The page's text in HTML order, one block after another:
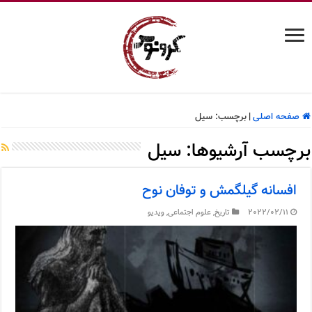
صفحه اصلی| برچسب:سیل
برچسب آرشیوها:سیل
افسانه گیلگمش و توفان نوح
2022/02/11 تاریخ,علوم اجتماعی,ویدیو